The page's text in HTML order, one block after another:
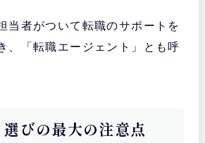
当者がついて転職のサポートを
、「転職エージェント」とも呼
びの最大の注意点